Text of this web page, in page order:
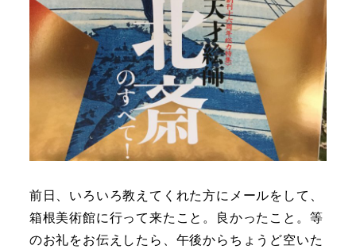
前日、いろいろ教えてくれた方にメールをして、
箱根美術館に行って来たこと。良かったこと。等
のお礼をお伝えしたら、午後からちょうど空いた